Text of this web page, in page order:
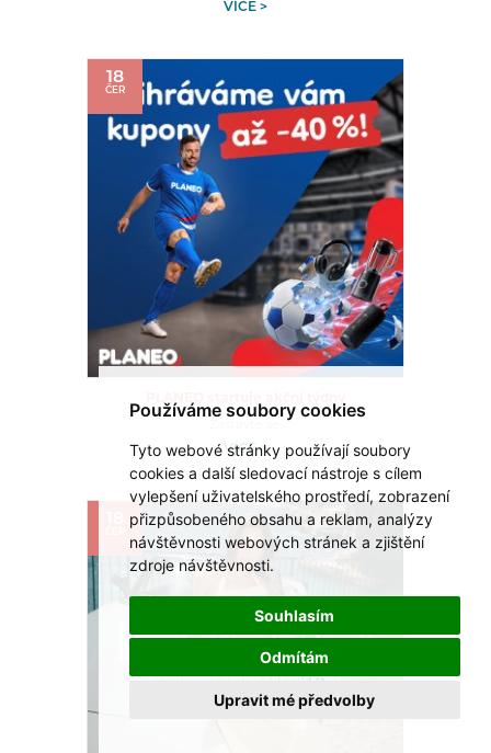
Používáme soubory cookies
Tyto webové stránky používají soubory
cookies a další sledovací nástroje s cílem
vylepšení uživatelského prostředí, zobrazení
přizpůsobeného obsahu a reklam, analýzy
návštěvnosti webových stránek a zjištění
zdroje návštěvnosti.
Souhlasím
Odmítám
Upravit mé předvolby
VÍCE >
18
ČER
PLANEO startuje akční týdny
VÍCE >